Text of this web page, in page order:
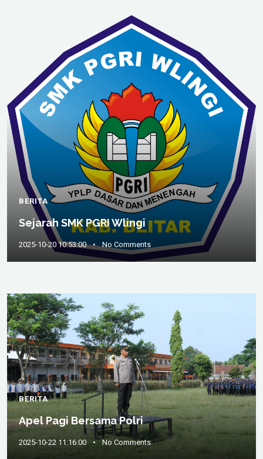
BERITA
Sejarah SMK PGRI Wlingi
2025-10-20 10:53:00 • No Comments
BERITA
Apel Pagi Bersama Polri
2025-10-22 11:16:00 • No Comments